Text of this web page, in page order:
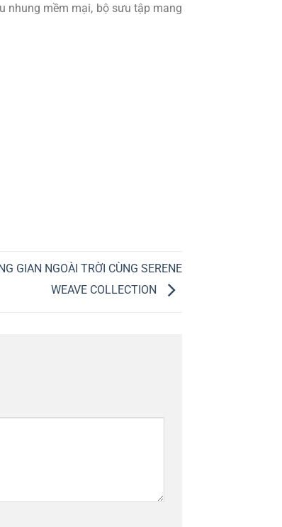
nhung mềm mại, bộ sưu tập mang
GIAN NGOÀI TRỜI CÙNG SERENE
WEAVE COLLECTION